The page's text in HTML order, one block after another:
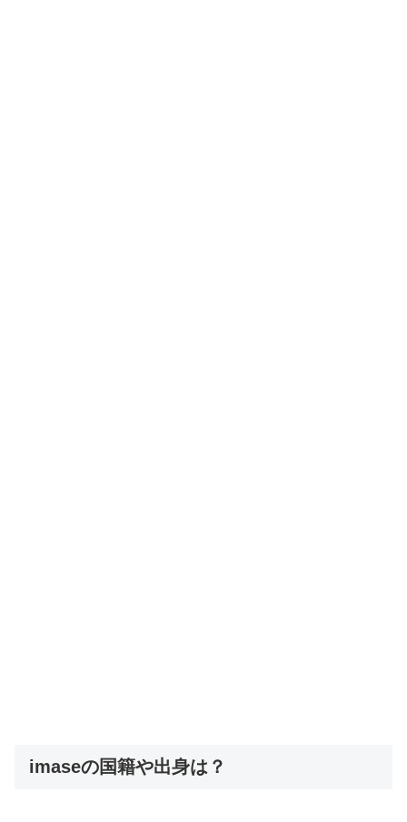
imaseの国籍や出身は？